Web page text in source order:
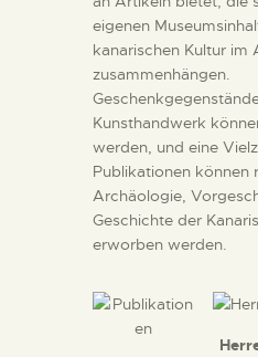
DAS MUSEUM
DIGITALE
DEUTSCH
eigenen
kanarischen Kultur im
zusammenhängen.
Kunsthandwerk
werden, und eine
Publikationen können
Archäologie,
Geschichte der
erworben werden.